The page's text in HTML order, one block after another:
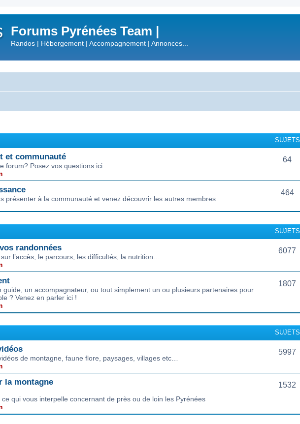
Forums Pyrénées Team |
Randos | Hébergement | Accompagnement | Annonces...
SUJETS
et communauté
forum? Posez vos questions ici
64
présenter à la communauté et venez découvrir les autres membres
464
SUJETS
randonnées
l’accès, le parcours, les difficultés, la nutrition…
6077
guide, un accompagnateur, ou tout simplement un ou plusieurs partenaires pour
? Venez en parler ici !
1807
SUJETS
de montagne, faune flore, paysages, villages etc…
5997
la montagne
qui vous interpelle concernant de près ou de loin les Pyrénées
1532